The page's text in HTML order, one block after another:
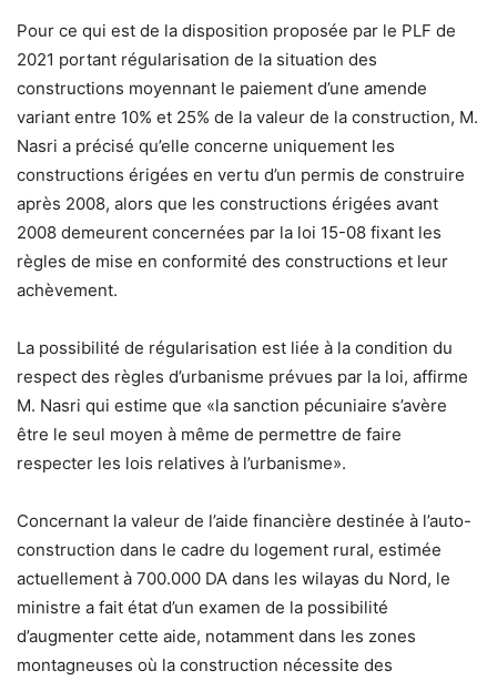
Pour ce qui est de la disposition proposée par le PLF de
2021 portant régularisation de la situation des
constructions moyennant le paiement d’une amende
variant entre 10% et 25% de la valeur de la construction, M.
Nasri a précisé qu’elle concerne uniquement les
constructions érigées en vertu d’un permis de construire
après 2008, alors que les constructions érigées avant
2008 demeurent concernées par la loi 15-08 fixant les
règles de mise en conformité des constructions et leur
achèvement.
La possibilité de régularisation est liée à la condition du
respect des règles d’urbanisme prévues par la loi, affirme
M. Nasri qui estime que «la sanction pécuniaire s’avère
être le seul moyen à même de permettre de faire
respecter les lois relatives à l’urbanisme».
Concernant la valeur de l’aide financière destinée à l’auto-
construction dans le cadre du logement rural, estimée
actuellement à 700.000 DA dans les wilayas du Nord, le
ministre a fait état d’un examen de la possibilité
d’augmenter cette aide, notamment dans les zones
montagneuses où la construction nécessite des